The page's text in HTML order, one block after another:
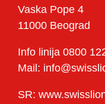
Vaska Pope 4
11000 Beograd
Info linija 0800
Mail:
SR: